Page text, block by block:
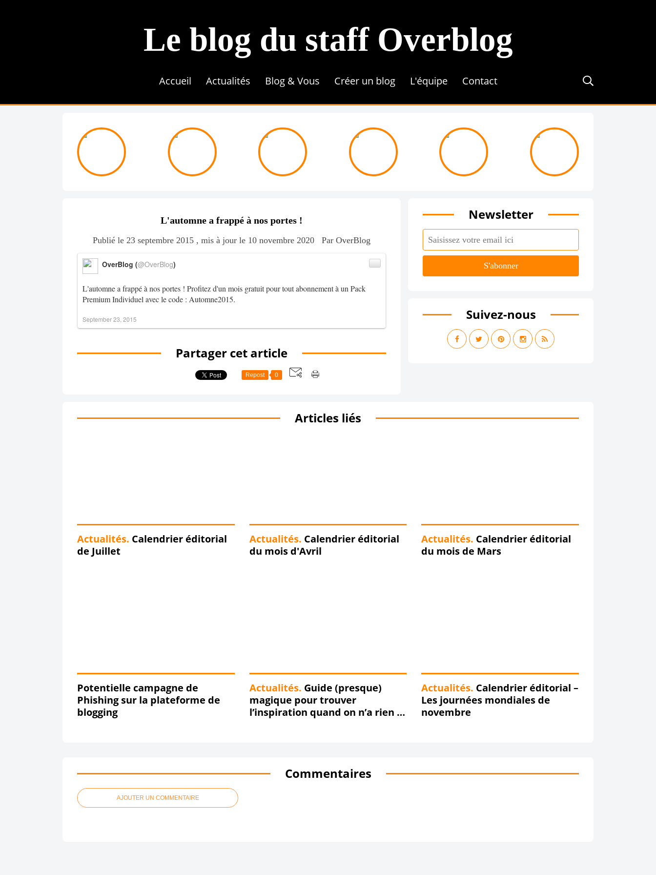
Le blog du staff Overblog
Accueil Actualités
Blog & Vous
Créer un blog
L'équipe
Contact
L'automne a frappé à nos portes !
Publié le 23 septembre 2015 , mis à jour le 10 novembre 2020 Par OverBlog
L'automne a frappé à nos portes ! Profitez d'un mois gratuit pour tout abonnement à un Pack
Premium Individuel avec le code : Automne2015.
OverBlog (@OverBlog)
September 23, 2015
Partager cet article
Repost 0
Newsletter
Suivez-nous
Articles liés
Actualités. Calendrier éditorial
de Juillet
Actualités. Calendrier éditorial
du mois d'Avril
Actualités. Calendrier éditorial
du mois de Mars
Potentielle campagne de
Phishing sur la plateforme de
blogging
Actualités. Guide (presque)
magique pour trouver
l’inspiration quand on n’a rien à
Actualités. Calendrier éditorial –
Les journées mondiales de
novembre
Commentaires
AJOUTER UN COMMENTAIRE